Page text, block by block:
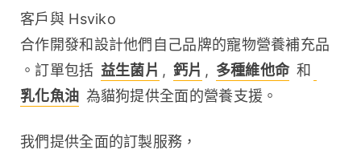
客戶與 Hsviko
合作開發和設計他們自己品牌的寵物營養補充品
。訂單包括 益生菌片 , 鈣片 , 多種維他命 和
乳化魚油 為貓狗提供全面的營養支援。
我們提供全面的訂製服務，